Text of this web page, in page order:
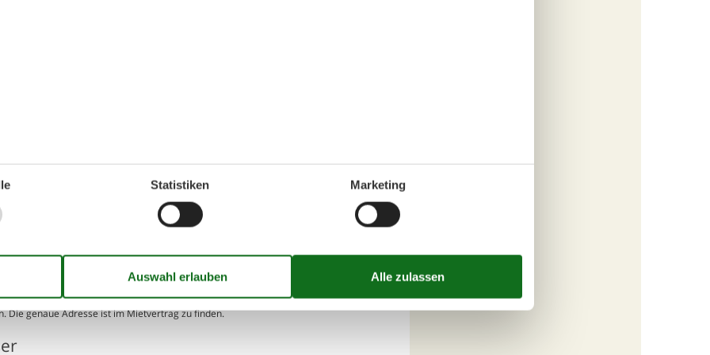
Die genaue Adresse ist im Mietvertrag zu finden.
Statistiken Marketing